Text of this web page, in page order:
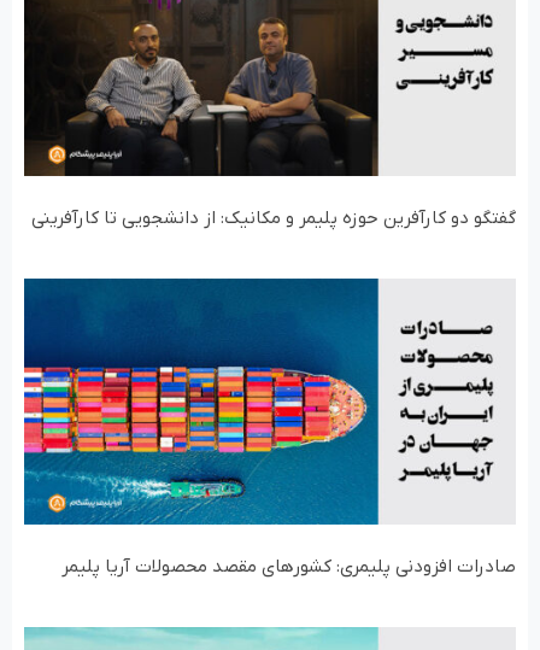
گفتگو دو کارآفرین حوزه پلیمر و مکانیک: از دانشجویی تا کارآفرینی
صادرات افزودنی‌‌ پلیمری: کشورهای مقصد محصولات آریا پلیمر